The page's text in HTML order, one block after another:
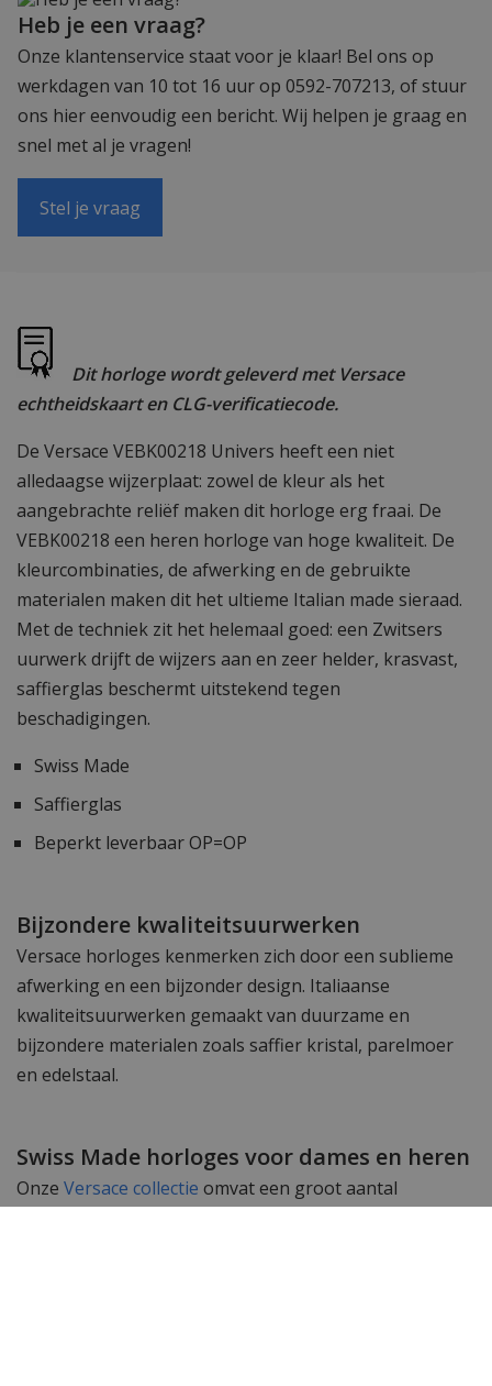
Heb je een vraag?
Onze klantenservice staat voor je klaar! Bel ons op
werkdagen van 10 tot 16 uur op 0592-707213, of stuur
ons hier eenvoudig een bericht. Wij helpen je graag en
snel met al je vragen!
Stel je vraag
Dit horloge wordt geleverd met Versace
echtheidskaart en CLG-verificatiecode.
De Versace VEBK00218 Univers heeft een niet
alledaagse wijzerplaat: zowel de kleur als het
aangebrachte reliëf maken dit horloge erg fraai. De
VEBK00218 een heren horloge van hoge kwaliteit. De
kleurcombinaties, de afwerking en de gebruikte
materialen maken dit het ultieme Italian made sieraad.
Met de techniek zit het helemaal goed: een Zwitsers
uurwerk drijft de wijzers aan en zeer helder, krasvast,
saffierglas beschermt uitstekend tegen
beschadigingen.
Swiss Made
Saffierglas
Beperkt leverbaar OP=OP
Bijzondere kwaliteitsuurwerken
Versace horloges kenmerken zich door een sublieme
afwerking en een bijzonder design. Italiaanse
kwaliteitsuurwerken gemaakt van duurzame en
bijzondere materialen zoals saffier kristal, parelmoer
en edelstaal.
Swiss Made horloges voor dames en heren
Onze Versace collectie omvat een groot aantal